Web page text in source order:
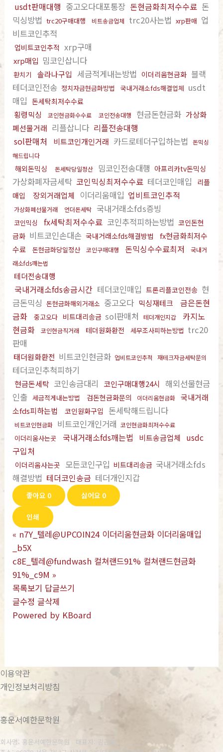
usdt판매대행 중고오다대포통장 돈현금화최저수수료 돈
믹싱방법 trc20구매대행 비트송금업체 trc20사는법 xrp판매 업
비트코인추적
업비트코인추적 xrp구매
xrp매입 밈코인삽니다
환치기 솔라나구입 세금적게내는방법 이더리움현금화 블랙
테더코인전송 정치자금현금화방법 국내거래소fds해결업체 usdt
매입 돈세탁최저수수료
횡령믹싱 코인현금화수수료 코인전송대행 현금돈현금화 가상화
폐선물거래 리플삽니다 리플전송대행
sol판매처
비트코인개인거래 카드로테더구입하는법
돈믹싱
해드립니다
해외돈믹싱 돈세탁당일정산 밈코인전송대행 아프리카tv돈믹싱
가상화폐자금세탁 코인믹싱최저수수료 테더코인매입
리플
매입
장외거래업체 이더리움매입 업비트코인추적
가상화폐선물거래 언더돈세탁 국내거래소fds증빙
코인믹싱 fx세탁최저수수료 코인추적피하는방법 코인돈현
금화 비트코인손대손 국내거래소fds해결방법
fx현금화최저수
수료
돈현금화당일정산 코인구매대행 돈믹싱수수료최저
국내거
래소fds깨는법
테더전송대행
국내거래소fds송금시간 테더코인매입 트론리플코인전송 현
금돈믹싱 돈현금화해외거래소 중고오다 믹싱재테크
금은돈현
금화
중고오다 비트대리송금 sol판매처 테더개인지갑
카지노
현금화
코인현금직거래 테더원화환전 세무조사피하는방법 trc20
판매
태더원화환전 비트코인현금화 업비트코인추적 재테크자금세탁문의
테더코인추척피하기
현금돈세탁 코인송금대리 코인구매대행24시 해외선물현금
인출 세금적게내는방법 검돈현금화문의 이더리움현금화
국내거래
소fds피하는법
코인원화구입 돈세탁해드립니다
비트코인현금화 비트코인개인거래 코인현금화최저수수료
이더리움사는곳 국내거래소fds깨는법 비트송금업체
usdc
구입처
이더리움사는곳 모든코인구입 비트대리송금 국내거래소fds
해결방법 테더코인송금 테더개인지갑
좋아요 0 싫어요 0
인쇄
« n7Y_텔레@UPCOIN24 이더리움현금화 이더리움매입
_b5X
c8E_텔레@fundwash 컬쳐랜드91% 컬쳐랜드현금화
91%_c9M »
목록보기 답글쓰기
글수정 글삭제
Powered by KBoard
이용약관
개인정보처리방침
홍운서예한문학원
회사명: 홍운서예한문학원 대표자: 김근회